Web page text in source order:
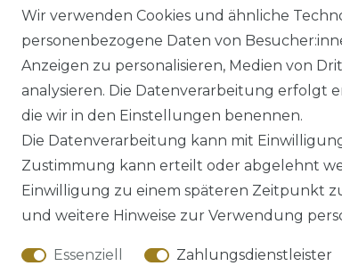
Impressum
Wir verwenden Cookies und ähnliche
personenbezogene Daten von
Anzeigen zu personalisieren, Medien von
analysieren. Die Datenverarbeitung erfolgt
die wir in den Einstellungen benennen.
Die Datenverarbeitung kann mit
Zustimmung kann erteilt oder abgelehnt
Einwilligung zu einem späteren Zeitpunkt
und weitere Hinweise zur Verwendung
Essenziell Zahlungsdienstleister